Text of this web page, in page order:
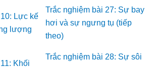
Lực kế
lượng
Khối
Trắc nghiệm bài 27: Sự bay
hơi và sự ngưng tụ (tiếp
theo)
Trắc nghiệm bài 28: Sự sôi